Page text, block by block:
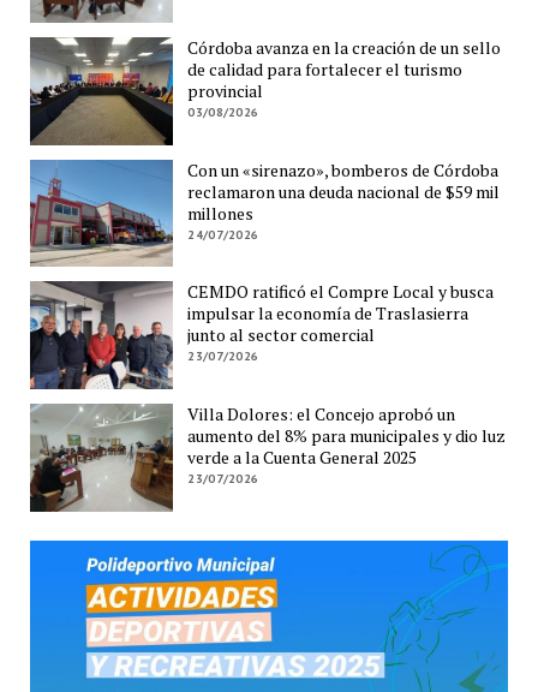
Córdoba avanza en la creación de un sello
de calidad para fortalecer el turismo
provincial
03/08/2026
Con un «sirenazo», bomberos de Córdoba
reclamaron una deuda nacional de $59 mil
millones
24/07/2026
CEMDO ratificó el Compre Local y busca
impulsar la economía de Traslasierra
junto al sector comercial
23/07/2026
Villa Dolores: el Concejo aprobó un
aumento del 8% para municipales y dio luz
verde a la Cuenta General 2025
23/07/2026